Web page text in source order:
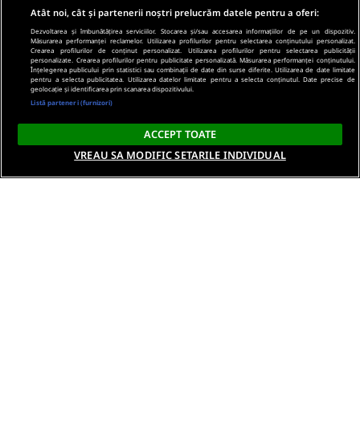
Atât noi, cât și partenerii noștri prelucrăm datele pentru a oferi:
Dezvoltarea și îmbunătățirea serviciilor. Stocarea și/sau accesarea informațiilor de pe un dispozitiv.
Măsurarea performanței reclamelor. Utilizarea profilurilor pentru selectarea conținutului personalizat.
Crearea profilurilor de conținut personalizat. Utilizarea profilurilor pentru selectarea publicității
personalizate. Crearea profilurilor pentru publicitate personalizată. Măsurarea performanței conținutului.
Înțelegerea publicului prin statistici sau combinații de date din surse diferite. Utilizarea de date limitate
pentru a selecta publicitatea. Utilizarea datelor limitate pentru a selecta conținutul. Date precise de
geolocație și identificarea prin scanarea dispozitivului.
Listă parteneri (furnizori)
ACCEPT TOATE
VREAU SA MODIFIC SETARILE INDIVIDUAL